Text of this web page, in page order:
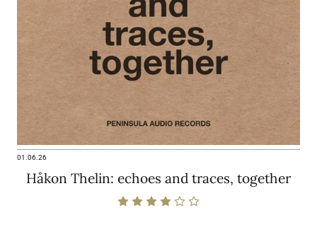
01.06.26
Håkon Thelin: echoes and traces, together